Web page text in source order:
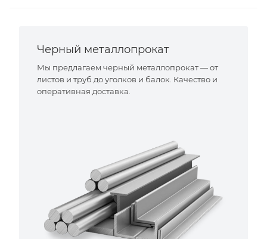
Черный металлопрокат
Мы предлагаем черный металлопрокат — от
листов и труб до уголков и балок. Качество и
оперативная доставка.